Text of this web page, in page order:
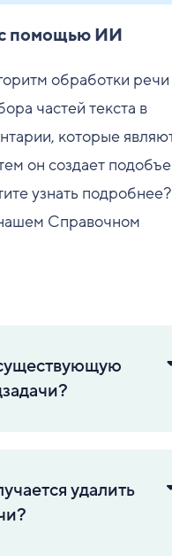
с помощью ИИ
обработки
частей текста в
которые
он создает
узнать подробнее?
Справочном
удалить